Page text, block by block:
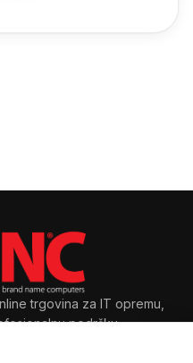
trgovina za IT opremu,
podršku.